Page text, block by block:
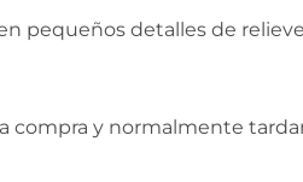
pequeños detalles de
y normalmente